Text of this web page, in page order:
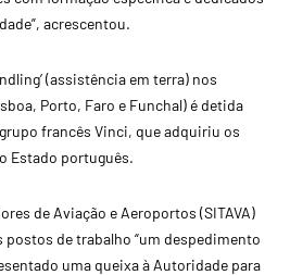
acrescentou.
(assistência em terra) nos
Porto, Faro e Funchal) é detida
francês Vinci, que adquiriu os
Estado português.
de Aviação e Aeroportos (SITAVA)
de trabalho “um despedimento
uma queixa à Autoridade para